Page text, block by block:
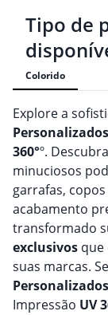
Tipo de
Colorido
Explore a
Personalizados
360°º.
minuciosos
garrafas,
acabamento
transformado
exclusivos que
suas marcas.
Personalizados
Impressão UV